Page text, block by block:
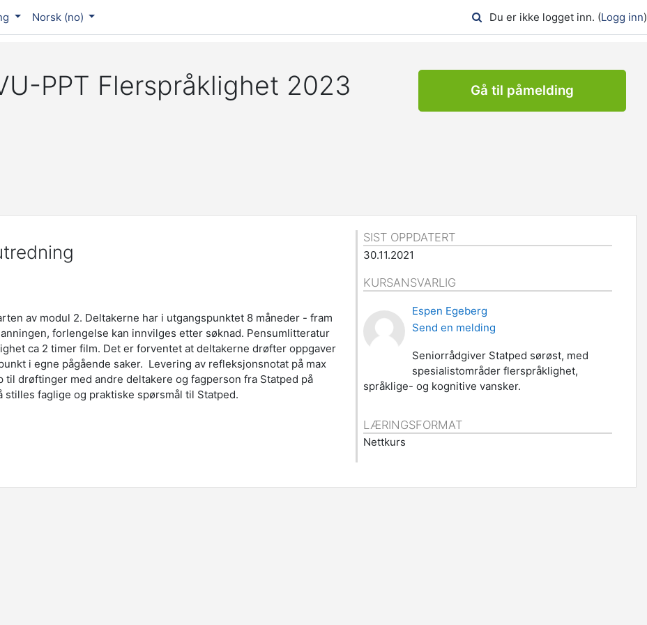
Norsk ‎(no)‎ Du er ikke logget inn. (Logg inn)
PPT Flerspråklighet 2023 Gå til påmelding
av modul 2. Deltakerne har i utgangspunktet 8 måneder - fram
forlengelse kan innvilges etter søknad. Pensumlitteratur
ca 2 timer film. Det er forventet at deltakerne drøfter oppgaver
i egne pågående saker. Levering av refleksjonsnotat på max
drøftinger med andre deltakere og fagperson fra Statped på
faglige og praktiske spørsmål til Statped.
SIST OPPDATERT
30.11.2021
KURSANSVARLIG
Espen Egeberg
Send en melding
Seniorrådgiver Statped sørøst, med
spesialistområder flerspråklighet,
språklige- og kognitive vansker.
LÆRINGSFORMAT
Nettkurs